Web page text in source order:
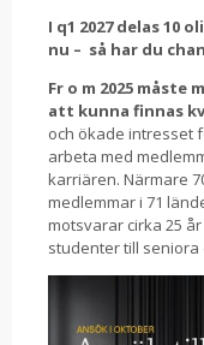
I q1 2027 delas 10
nu – så har du
Fr o m 2025
att kunna finnas
och ökade intresset
arbeta med
karriären. Närmare
medlemmar i 71
motsvarar cirka 25
studenter till